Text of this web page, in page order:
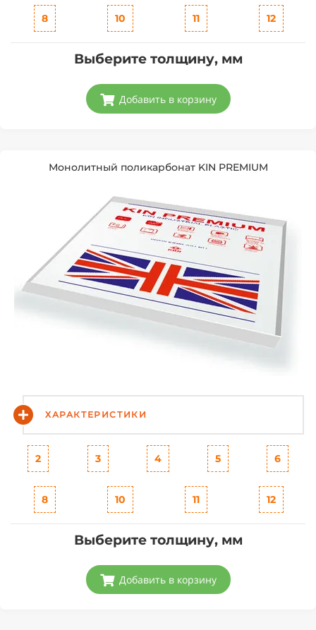
8 10 11 12
Выберите толщину, мм
Добавить в корзину
Монолитный поликарбонат KIN PREMIUM
ХАРАКТЕРИСТИКИ
2 3 4 5 6
8 10 11 12
Выберите толщину, мм
Добавить в корзину